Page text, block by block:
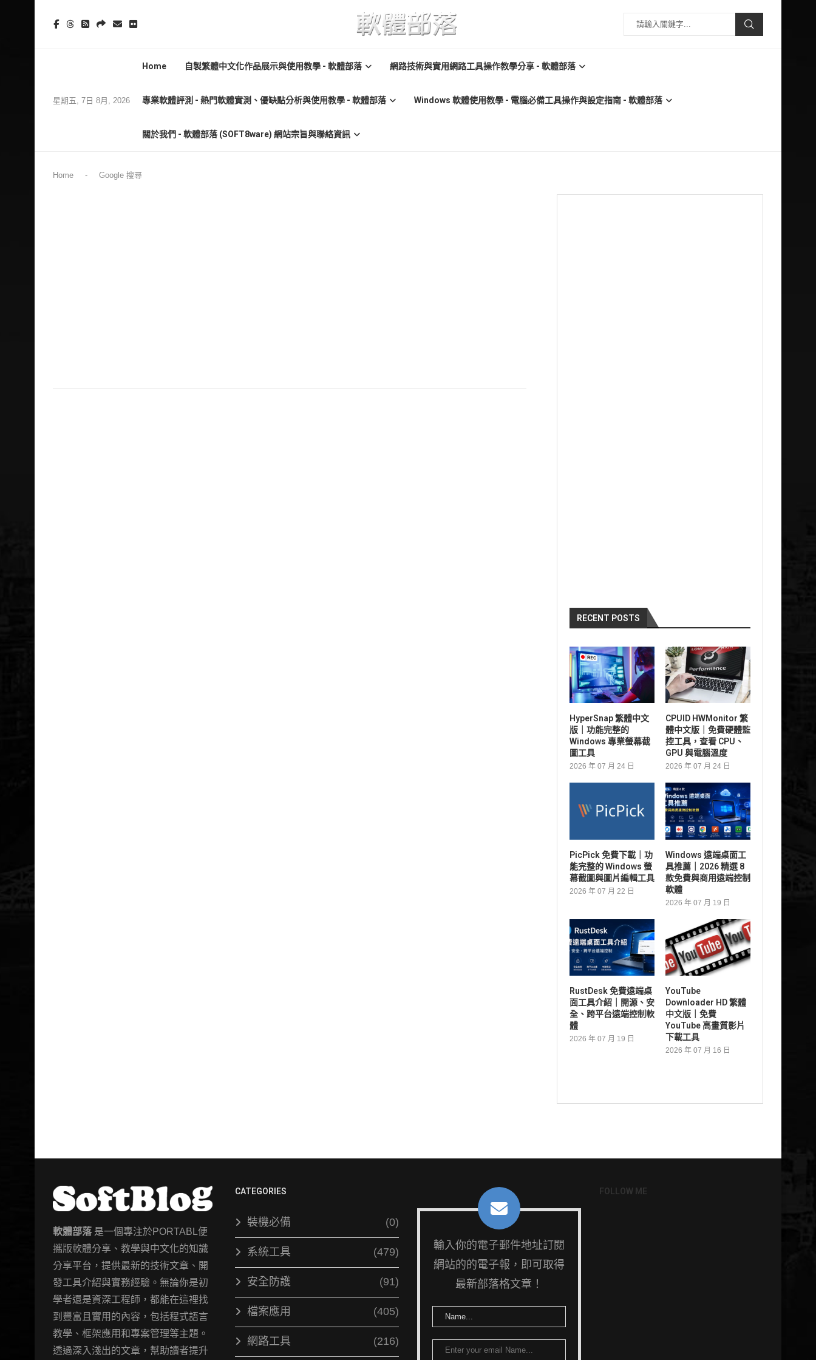
星期五, 7日 8月, 2026
Home 自製繁體中文化作品展示與使用教學 - 軟體部落 網路技術與實用網路工具操作教學分享 - 軟體部落
專業軟體評測 - 熱門軟體實測、優缺點分析與使用教學 - 軟體部落 Windows 軟體使用教學 - 電腦必備工具操作與設定指南 - 軟體部落
關於我們 - 軟體部落 (SOFT8ware) 網站宗旨與聯絡資訊
Home - Google 搜尋
RECENT POSTS
HyperSnap 繁體中文
版｜功能完整的
Windows 專業螢幕截
圖工具
2026 年 07 月 24 日
CPUID HWMonitor 繁
體中文版｜免費硬體監
控工具，查看 CPU、
GPU 與電腦溫度
2026 年 07 月 24 日
PicPick 免費下載｜功
能完整的 Windows 螢
幕截圖與圖片編輯工具
2026 年 07 月 22 日
Windows 遠端桌面工
具推薦｜2026 精選 8
款免費與商用遠端控制
軟體
2026 年 07 月 19 日
RustDesk 免費遠端桌
面工具介紹｜開源、安
全、跨平台遠端控制軟
體
2026 年 07 月 19 日
YouTube
Downloader HD 繁體
中文版｜免費
YouTube 高畫質影片
下載工具
2026 年 07 月 16 日
軟體部落是一個專注於PORTABL便
攜版軟體分享、教學與中文化的知識
分享平台，提供最新的技術文章、開
發工具介紹與實務經驗。無論你是初
學者還是資深工程師，都能在這裡找
到豐富且實用的內容，包括程式語言
教學、框架應用和專案管理等主題。
透過深入淺出的文章，幫助讀者提升
CATEGORIES
裝機必備 (0)
系統工具 (479)
安全防護 (91)
檔案應用 (405)
網路工具 (216)
輸入你的電子郵件地址訂閱
網站的的電子報，即可取得
最新部落格文章！
FOLLOW ME